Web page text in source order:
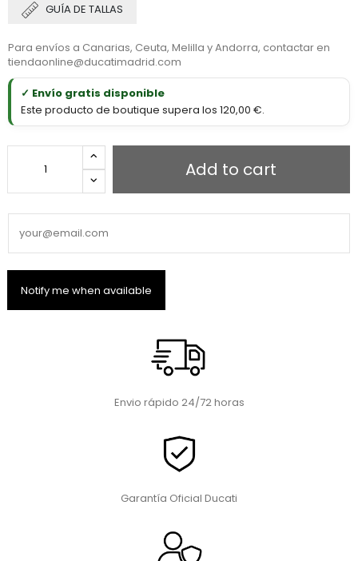
GUÍA DE TALLAS
Para envíos a Canarias, Ceuta, Melilla y Andorra, contactar en
tiendaonline@ducatimadrid.com
✓ Envío gratis disponible
Este producto de boutique supera los 120,00 €.
Add to cart
Envio rápido 24/72 horas
Garantía Oficial Ducati